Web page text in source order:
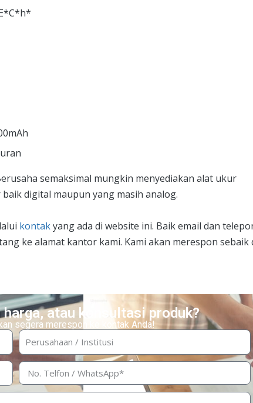
semaksimal mungkin menyediakan alat ukur
digital maupun yang masih analog.
kontakyang ada di website ini. Baik email dan
ke alamat kantor kami. Kami akan merespon sebaik
atau konsultasi produk?
segera merespon ke kontak Anda!